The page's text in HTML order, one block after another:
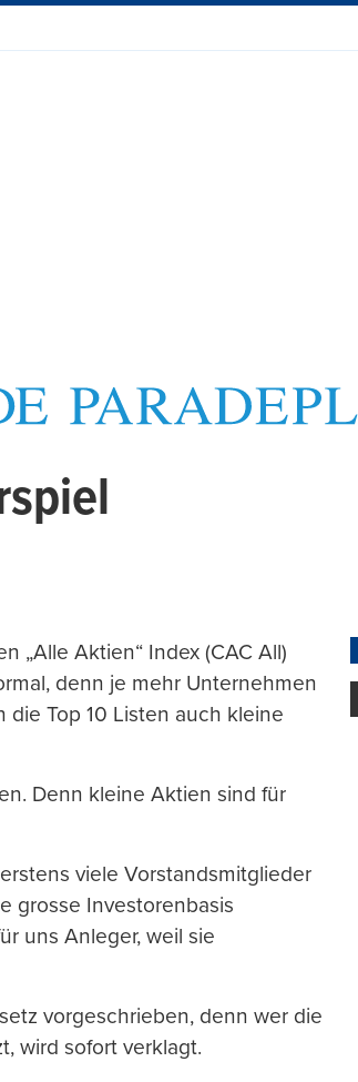
„Alle Aktien“ Index (CAC All)
denn je mehr Unternehmen
Top 10 Listen auch kleine
Denn kleine Aktien sind für
viele Vorstandsmitglieder
grosse Investorenbasis
uns Anleger, weil sie
vorgeschrieben, denn wer die
wird sofort verklagt.